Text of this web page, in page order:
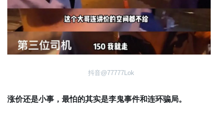
抖音@77777Lok
涨价还是小事，最怕的其实是李鬼事件和连环骗局。